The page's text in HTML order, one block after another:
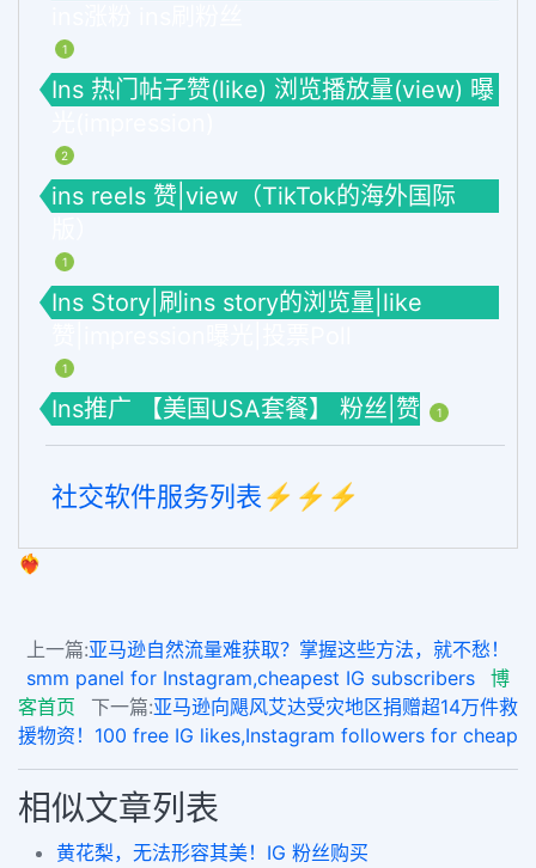
1
Ins 热门帖子赞(like) 浏览播放量(view) 曝
2
ins reels 赞|view（TikTok的海外国际
1
Ins Story|刷ins story的浏览量|like
1
Ins推广 【美国USA套餐】 粉丝|赞 1
社交软件服务列表⚡️⚡️⚡️
❤️‍🔥
上一篇:亚马逊自然流量难获取？掌握这些方法，就不愁！
smm panel for Instagram,cheapest IG subscribers
博
客首页
下一篇:亚马逊向飓风艾达受灾地区捐赠超14万件救
援物资！100 free IG likes,Instagram followers for cheap
相似文章列表
黄花梨，无法形容其美！IG 粉丝购买